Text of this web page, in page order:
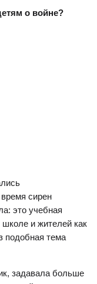
о войне?
сирен
это учебная
и жителей как
подобная тема
задавала больше